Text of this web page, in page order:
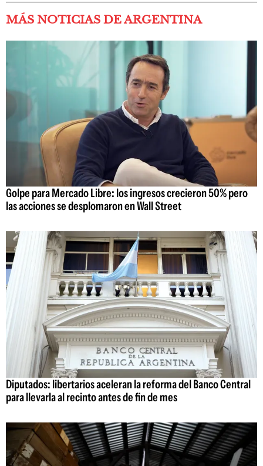
MÁS NOTICIAS DE ARGENTINA
Golpe para Mercado Libre: los ingresos crecieron 50% pero
las acciones se desplomaron en Wall Street
Diputados: libertarios aceleran la reforma del Banco Central
para llevarla al recinto antes de fin de mes